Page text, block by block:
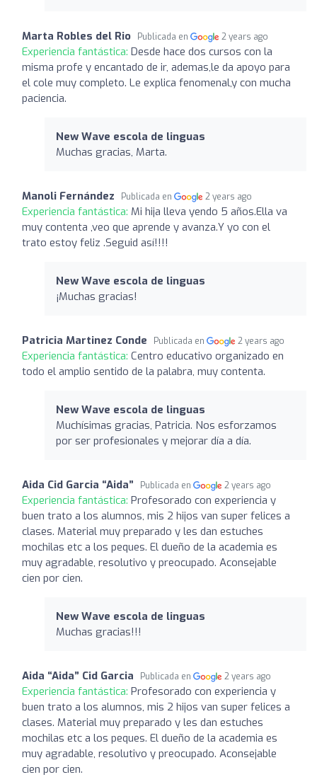
Marta Robles del Rio Publicada en 2 years ago
Experiencia fantástica: Desde hace dos cursos con la
misma profe y encantado de ir, ademas,le da apoyo para
el cole muy completo. Le explica fenomenal,y con mucha
paciencia.
New Wave escola de linguas
Muchas gracias, Marta.
Manoli Fernández Publicada en 2 years ago
Experiencia fantástica: Mi hija lleva yendo 5 años.Ella va
muy contenta ,veo que aprende y avanza.Y yo con el
trato estoy feliz .Seguid así!!!!
New Wave escola de linguas
¡Muchas gracias!
Patricia Martinez Conde Publicada en 2 years ago
Experiencia fantástica: Centro educativo organizado en
todo el amplio sentido de la palabra, muy contenta.
New Wave escola de linguas
Muchísimas gracias, Patricia. Nos esforzamos
por ser profesionales y mejorar día a día.
Aida Cid Garcia “Aida” Publicada en 2 years ago
Experiencia fantástica: Profesorado con experiencia y
buen trato a los alumnos, mis 2 hijos van super felices a
clases. Material muy preparado y les dan estuches
mochilas etc a los peques. El dueño de la academia es
muy agradable, resolutivo y preocupado. Aconsejable
cien por cien.
New Wave escola de linguas
Muchas gracias!!!
Aida “Aida” Cid Garcia Publicada en 2 years ago
Experiencia fantástica: Profesorado con experiencia y
buen trato a los alumnos, mis 2 hijos van super felices a
clases. Material muy preparado y les dan estuches
mochilas etc a los peques. El dueño de la academia es
muy agradable, resolutivo y preocupado. Aconsejable
cien por cien.